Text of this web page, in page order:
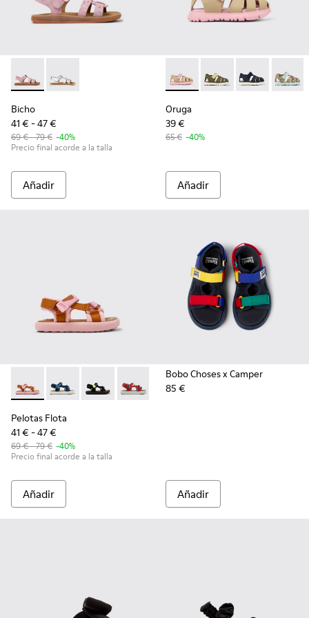
Bicho - K800617-003 - Sandalias de nobuk multicolor para
Bicho - K800617-004 - Sandalias de piel plateada
Bicho
41 € - 47 €
69 € - 79 € -40%
Precio final acorde a la talla
Añadir
Oruga - K800489-014 -
Oruga - K800489-015
Oruga -Oruga
Oruga
39 €
65 € -40%
Añadir
Pelotas Flota - K800579-005 - Sandalía de PET reciclado
Pelotas Flota - K800579-007
Pelotas Flota - K800579-006 - Sandalias de
Pelotas Flota - K800579-004
Pelotas Flota - K800579-001
Pelotas Flota
41 € - 47 €
69 € - 79 € -40%
Precio final acorde a la talla
Añadir
Bobo Choses x Camper
85 €
Añadir